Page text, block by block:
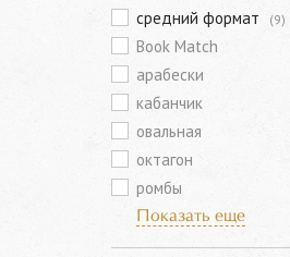
средний формат (9)
Book Match
арабески
кабанчик
овальная
октагон
ромбы
Показать еще